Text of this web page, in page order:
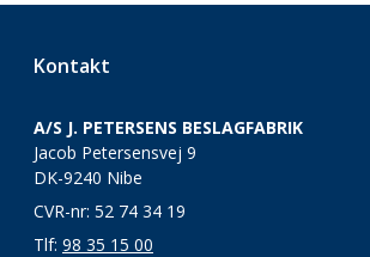
Kontakt
A/S J. PETERSENS BESLAGFABRIK
Jacob Petersensvej 9
DK-9240 Nibe
CVR-nr: 52 74 34 19
Tlf: 98 35 15 00